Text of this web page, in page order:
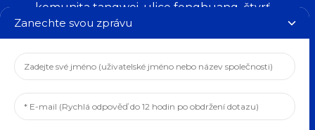
komunita tangwei, ulice fenghuang, čtvrť
guangming, shenzhen
ENGINEERING (SHENZHEN) CO.,LTD.
ZÁSADY OCHRANY SOUKROMÍ
Zanechte svou zprávu